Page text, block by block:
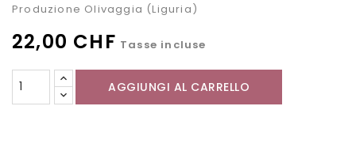
Produzione Olivaggia (Liguria)
22,00 CHF Tasse incluse
AGGIUNGI AL CARRELLO